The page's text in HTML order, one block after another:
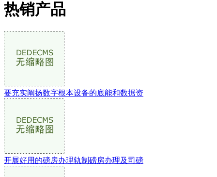
热销产品
要充实阐扬数字根本设备的底能和数据资
开展好用的磅房办理轨制磅房办理及司磅